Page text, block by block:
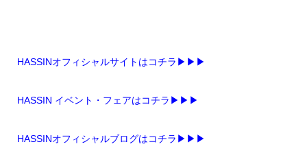
HASSINオフィシャルサイトはコチラ▶▶▶
HASSIN イベント・フェアはコチラ▶▶▶
HASSINオフィシャルブログはコチラ▶▶▶